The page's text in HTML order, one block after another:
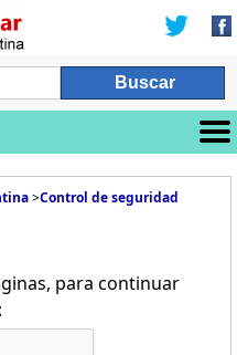
>Control de seguridad
para continuar